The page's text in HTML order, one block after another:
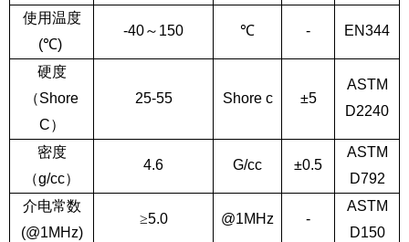
使用温度
(℃)
-40～ 150 ℃ - EN344
硬度
（Shore
C）
25-55 Shore c ±5
ASTM
D2240
密度
（g/cc）
4.6 G/cc ±0.5
ASTM
D792
介电常数
(@1MHz)
≥5.0 @1MHz -
ASTM
D150